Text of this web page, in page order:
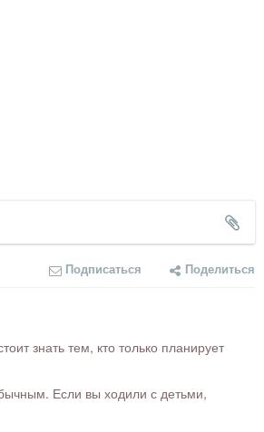
Подписаться Поделиться
знать тем, кто только планирует
Если вы ходили с детьми,